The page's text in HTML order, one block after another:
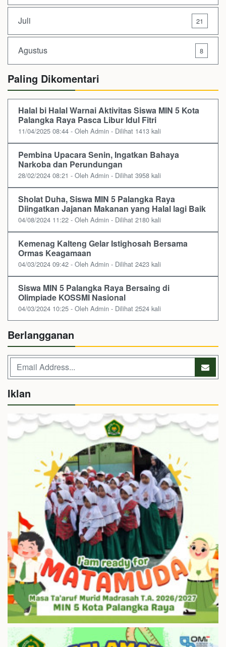
Juli 21
Agustus 8
Paling Dikomentari
Halal bi Halal Warnai Aktivitas Siswa MIN 5 Kota
Palangka Raya Pasca Libur Idul Fitri
11/04/2025 08:44 - Oleh Admin - Dilihat 1413 kali
Pembina Upacara Senin, Ingatkan Bahaya
Narkoba dan Perundungan
28/02/2024 08:21 - Oleh Admin - Dilihat 3958 kali
Sholat Duha, Siswa MIN 5 Palangka Raya
Diingatkan Jajanan Makanan yang Halal lagi Baik
04/08/2024 11:22 - Oleh Admin - Dilihat 2180 kali
Kemenag Kalteng Gelar Istighosah Bersama
Ormas Keagamaan
04/03/2024 09:42 - Oleh Admin - Dilihat 2423 kali
Siswa MIN 5 Palangka Raya Bersaing di
Olimpiade KOSSMI Nasional
04/03/2024 10:25 - Oleh Admin - Dilihat 2524 kali
Berlangganan
Iklan